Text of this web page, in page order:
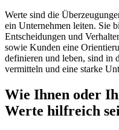
Werte sind die
ein Unternehmen leiten. Sie
Entscheidungen und
sowie Kunden eine
definieren und leben, sind in
vermitteln und eine starke
Wie Ihnen oder
Werte hilfreich